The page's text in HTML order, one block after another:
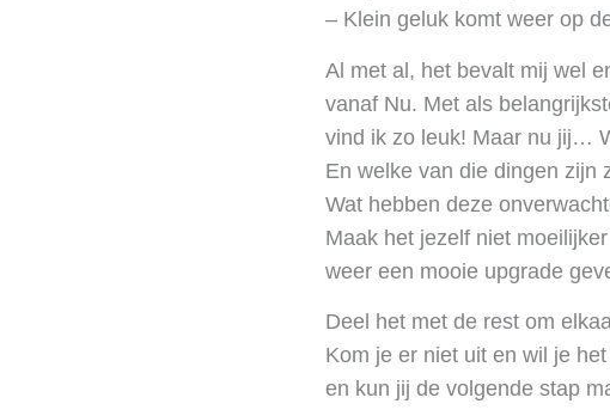
– Klein geluk komt weer op
Al met al, het bevalt mij wel
vanaf Nu. Met als
vind ik zo leuk! Maar nu jij…
En welke van die dingen zijn
Wat hebben deze
Maak het jezelf niet
weer een mooie upgrade
Deel het met de rest om
Kom je er niet uit en wil je
en kun jij de volgende stap